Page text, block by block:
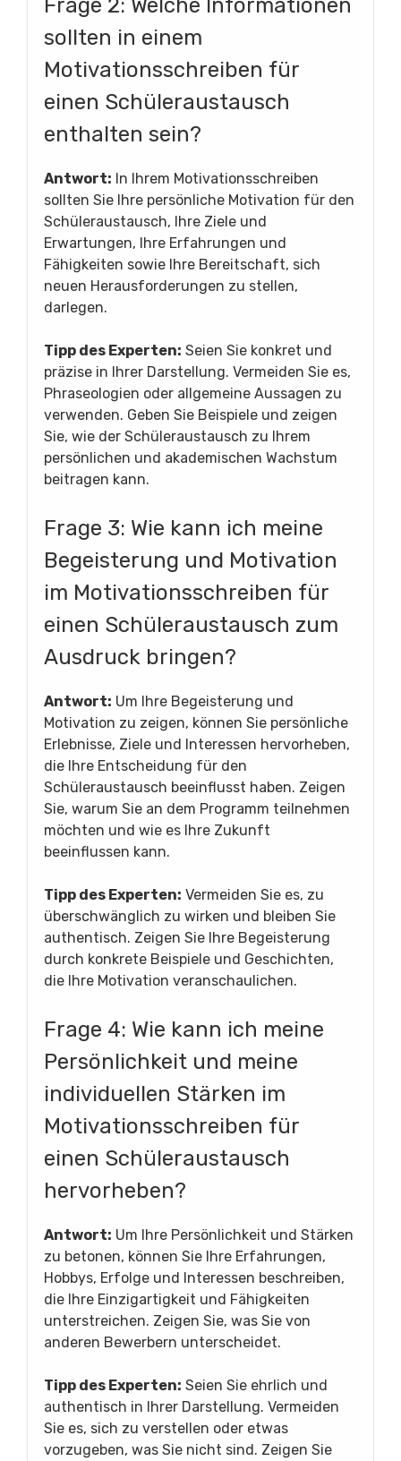
sollten in einem
Motivationsschreiben für
einen Schüleraustausch
enthalten sein?
Antwort: In Ihrem Motivationsschreiben
sollten Sie Ihre persönliche Motivation für den
Schüleraustausch, Ihre Ziele und
Erwartungen, Ihre Erfahrungen und
Fähigkeiten sowie Ihre Bereitschaft, sich
neuen Herausforderungen zu stellen,
darlegen.
Tipp des Experten: Seien Sie konkret und
präzise in Ihrer Darstellung. Vermeiden Sie es,
Phraseologien oder allgemeine Aussagen zu
verwenden. Geben Sie Beispiele und zeigen
Sie, wie der Schüleraustausch zu Ihrem
persönlichen und akademischen Wachstum
beitragen kann.
Frage 3: Wie kann ich meine
Begeisterung und Motivation
im Motivationsschreiben für
einen Schüleraustausch zum
Ausdruck bringen?
Antwort: Um Ihre Begeisterung und
Motivation zu zeigen, können Sie persönliche
Erlebnisse, Ziele und Interessen hervorheben,
die Ihre Entscheidung für den
Schüleraustausch beeinflusst haben. Zeigen
Sie, warum Sie an dem Programm teilnehmen
möchten und wie es Ihre Zukunft
beeinflussen kann.
Tipp des Experten: Vermeiden Sie es, zu
überschwänglich zu wirken und bleiben Sie
authentisch. Zeigen Sie Ihre Begeisterung
durch konkrete Beispiele und Geschichten,
die Ihre Motivation veranschaulichen.
Frage 4: Wie kann ich meine
Persönlichkeit und meine
individuellen Stärken im
Motivationsschreiben für
einen Schüleraustausch
hervorheben?
Antwort: Um Ihre Persönlichkeit und Stärken
zu betonen, können Sie Ihre Erfahrungen,
Hobbys, Erfolge und Interessen beschreiben,
die Ihre Einzigartigkeit und Fähigkeiten
unterstreichen. Zeigen Sie, was Sie von
anderen Bewerbern unterscheidet.
Tipp des Experten: Seien Sie ehrlich und
authentisch in Ihrer Darstellung. Vermeiden
Sie es, sich zu verstellen oder etwas
vorzugeben, was Sie nicht sind. Zeigen Sie